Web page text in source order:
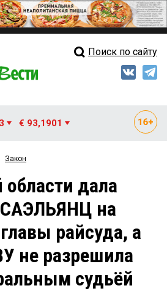
Свежий выпуск
Рейтинги
Блоги
Архив
Поиск по сайту
€ 93,1901
Закон
дала
на
райсуда, а
не разрешила
судьёй